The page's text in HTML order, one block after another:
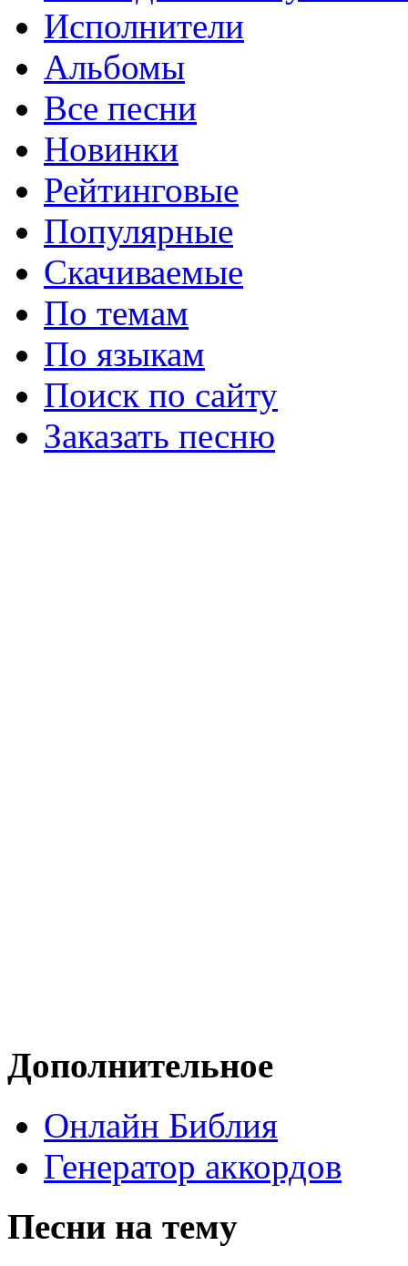
Исполнители
Альбомы
Все песни
Новинки
Рейтинговые
Популярные
Скачиваемые
По темам
По языкам
Поиск по сайту
Заказать песню
Дополнительное
Онлайн Библия
Генератор аккордов
Песни на тему